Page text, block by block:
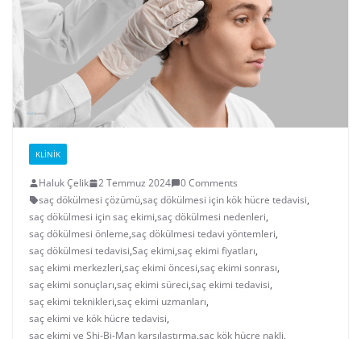
KLINIK
Haluk Çelik 2 Temmuz 2024
0 Comments
saç dökülmesi çözümü,saç dökülmesi için kök hücre tedavisi,
saç dökülmesi için saç ekimi,saç dökülmesi nedenleri,
saç dökülmesi önleme,saç dökülmesi tedavi yöntemleri,
saç dökülmesi tedavisi,Saç ekimi,saç ekimi fiyatları,
saç ekimi merkezleri,saç ekimi öncesi,saç ekimi sonrası,
saç ekimi sonuçları,saç ekimi süreci,saç ekimi tedavisi,
saç ekimi teknikleri,saç ekimi uzmanları,
saç ekimi ve kök hücre tedavisi,
saç ekimi ve Shi-Bi-Man karşılaştırma,saç kök hücre nakli,